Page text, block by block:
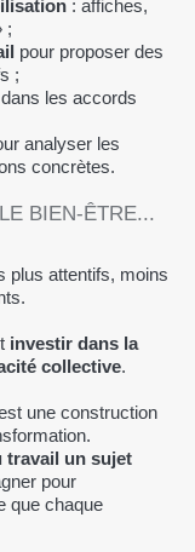
: affiches,
;
pour proposer des
;
dans les accords
analyser les
concrètes.
BIEN-ÊTRE...
investir dans la
collective.
une construction
travail un sujet
pour
que chaque